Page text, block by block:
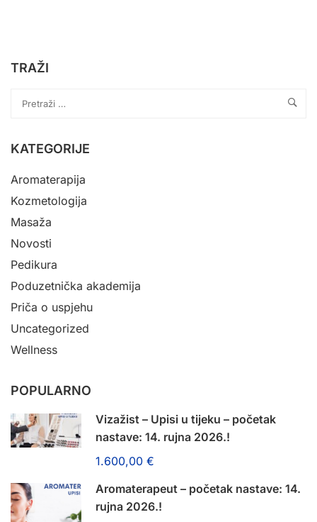
TRAŽI
KATEGORIJE
Aromaterapija
Kozmetologija
Masaža
Novosti
Pedikura
Poduzetnička akademija
Priča o uspjehu
Uncategorized
Wellness
POPULARNO
Vizažist – Upisi u tijeku – početak
nastave: 14. rujna 2026.!
1.600,00 €
Aromaterapeut – početak nastave: 14.
rujna 2026.!